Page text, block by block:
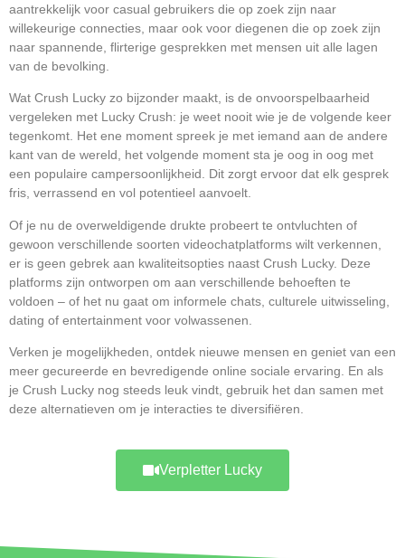
aantrekkelijk voor casual gebruikers die op zoek zijn naar
willekeurige connecties, maar ook voor diegenen die op zoek zijn
naar spannende, flirterige gesprekken met mensen uit alle lagen
van de bevolking.
Wat Crush Lucky zo bijzonder maakt, is de onvoorspelbaarheid
vergeleken met Lucky Crush: je weet nooit wie je de volgende keer
tegenkomt. Het ene moment spreek je met iemand aan de andere
kant van de wereld, het volgende moment sta je oog in oog met
een populaire campersoonlijkheid. Dit zorgt ervoor dat elk gesprek
fris, verrassend en vol potentieel aanvoelt.
Of je nu de overweldigende drukte probeert te ontvluchten of
gewoon verschillende soorten videochatplatforms wilt verkennen,
er is geen gebrek aan kwaliteitsopties naast Crush Lucky. Deze
platforms zijn ontworpen om aan verschillende behoeften te
voldoen – of het nu gaat om informele chats, culturele uitwisseling,
dating of entertainment voor volwassenen.
Verken je mogelijkheden, ontdek nieuwe mensen en geniet van een
meer gecureerde en bevredigende online sociale ervaring. En als
je Crush Lucky nog steeds leuk vindt, gebruik het dan samen met
deze alternatieven om je interacties te diversifiëren.
Verpletter Lucky